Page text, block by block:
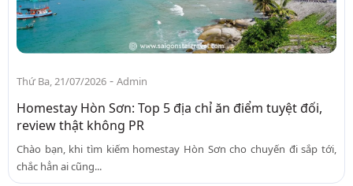
Thứ Ba, 21/07/2026 - Admin
Homestay Hòn Sơn: Top 5 địa chỉ ăn điểm tuyệt đối,
review thật không PR
Chào bạn, khi tìm kiếm homestay Hòn Sơn cho chuyến đi sắp tới,
chắc hẳn ai cũng...